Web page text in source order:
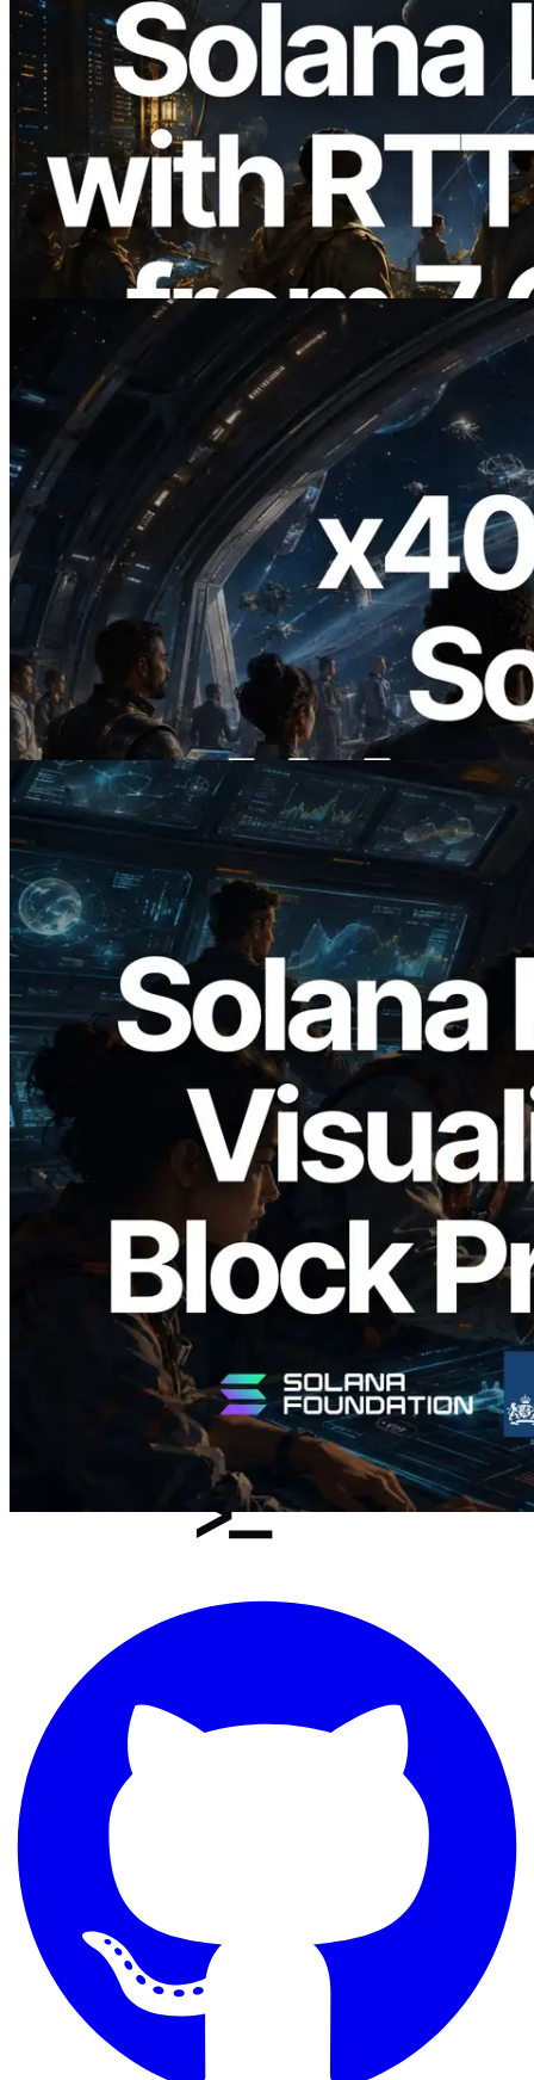
2026.08.05
ERPC mở rộng Solana Leader Slot API
với phép đo ping từ 7 khu vực toàn cầu —
Validators Information API cũng chính
thức ra mắt
Đọc bài viết này
2026.07.04
ERPC ra mắt Solana RPC hỗ trợ x402 —
Mở ra thời đại AI Agent trả tiền theo nhu
cầu cho API cần dùng
Đọc bài viết này
2026.05.24
Validators Solutions ra mắt Solana Block
Analyzer — Trực quan hóa thời gian tạo
block và validator phụ trách theo từng
slot
Đọc bài viết này